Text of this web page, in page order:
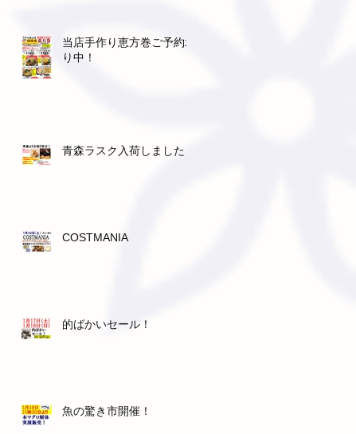
当店手作り恵方巻ご予約承
り中！
青森ラスク入荷しました！
COSTMANIA
的ばかいセール！
魚の驚き市開催！